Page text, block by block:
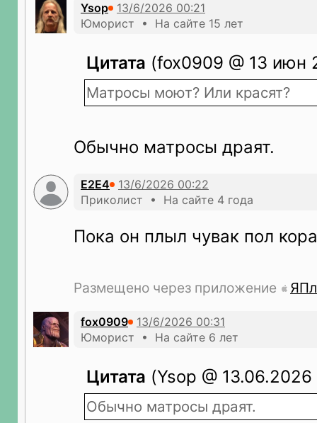
Ysop
Юморист • На сайте 15 лет
Цитата (fox0909 @ 13 июн
Матросы моют? Или красят?
Обычно матросы драят.
Е2Е4
Приколист • На сайте 4 года
Пока он плыл чувак пол
Размещено через приложение
fox0909
Юморист • На сайте 6 лет
Цитата (Ysop @
Обычно матросы драят.